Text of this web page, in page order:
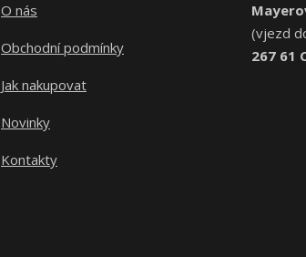
O nás
Obchodní podmínky
Jak nakupovat
Novinky
Kontakty
(vjezd
267 61